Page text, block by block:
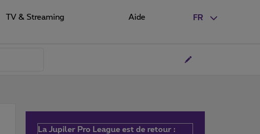
FR
TV & Streaming Aide
La Jupiler Pro League est de retour :